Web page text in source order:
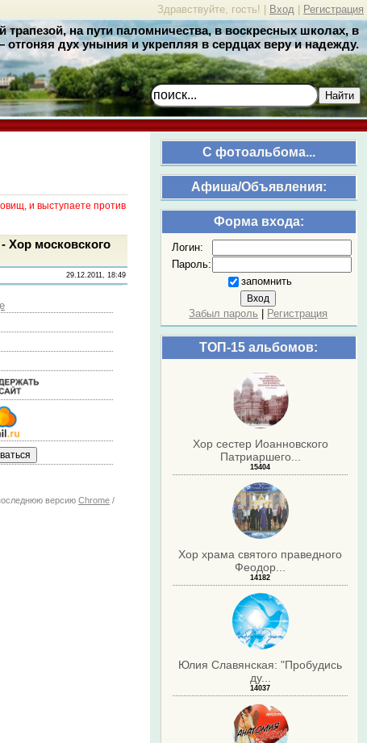
Здравствуйте, гость! | Вход Регистрация
на пути паломничества, в воскресных школах, в
отгоняя дух уныния и укрепляя в сердцах веру и надежду.
Найти
C фотоальбома...
Афиша/Объявления:
Форма входа:
Логин:
Пароль:
запомнить
Забыл пароль Регистрация
ТОП-15 альбомов:
Хор сестер Иоанновского
Патриаршего...
15404
Хор храма святого праведного
Феодор...
14182
Юлия Славянская: "Пробудись
ду...
14037
и выступаете против
Хор московского
29.12.2011, 18:49
версию Chrome/